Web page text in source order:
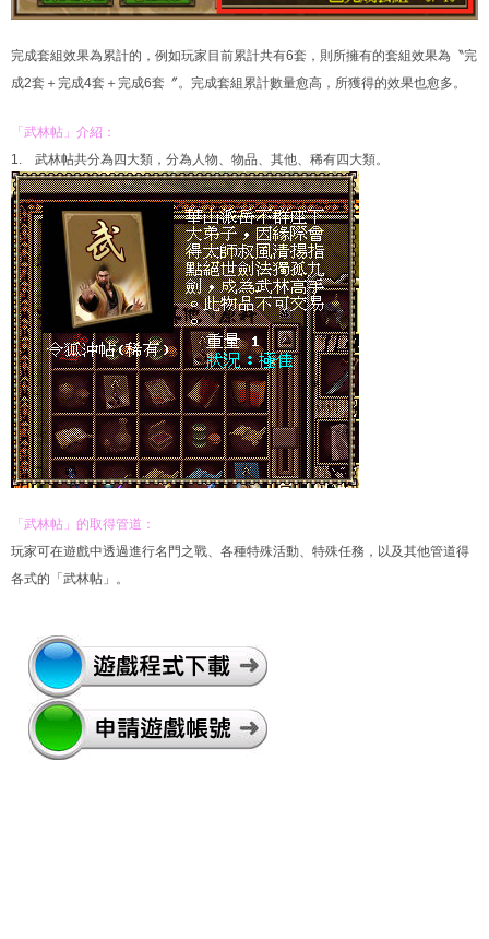
完成套組效果為累計的，例如玩家目前累計共有6套，則所擁有的套組效果為〝完
成2套＋完成4套＋完成6套〞。完成套組累計數量愈高，所獲得的效果也愈多。
「武林帖」介紹：
1. 武林帖共分為四大類，分為人物、物品、其他、稀有四大類。
「武林帖」的取得管道：
玩家可在遊戲中透過進行名門之戰、各種特殊活動、特殊任務，以及其他管道得
各式的「武林帖」。